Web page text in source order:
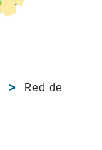
Red de